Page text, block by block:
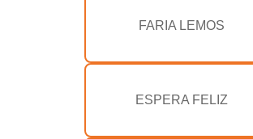
FARIA LEMOS
ESPERA FELIZ